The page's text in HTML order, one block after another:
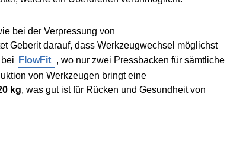
bei der Verpressung von
Geberit darauf, dass Werkzeugwechsel möglichst
FlowFit , wo nur zwei Pressbacken für sämtliche
von Werkzeugen bringt eine
kg, was gut ist für Rücken und Gesundheit von